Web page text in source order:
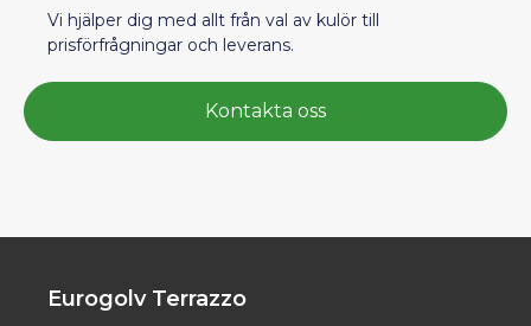
Vi hjälper dig med allt från val av kulör till
prisförfrågningar och leverans.
Kontakta oss
Eurogolv Terrazzo